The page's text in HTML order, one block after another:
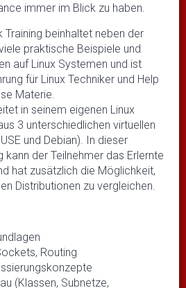
immer im Blick zu haben.
Training beinhaltet neben der
praktische Beispiele und
auf Linux Systemen und ist
für Linux Techniker und Help
Materie.
in seinem eigenen Linux
3 unterschiedlichen virtuellen
und Debian). In dieser
der Teilnehmer das Erlernte
hat zusätzlich die Möglichkeit,
Distributionen zu vergleichen.
Routing
(Klassen, Subnetze,